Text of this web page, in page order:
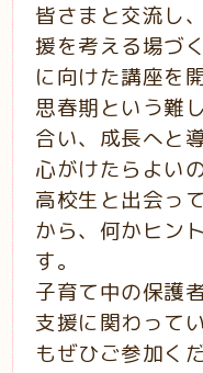
皆さまと交流し
援を考える場づ
に向けた講座を
思春期という難
合い、成長へと
心がけたらよい
高校生と出会っ
から、何かヒン
す。
子育て中の保護
支援に関わって
もぜひご参加く